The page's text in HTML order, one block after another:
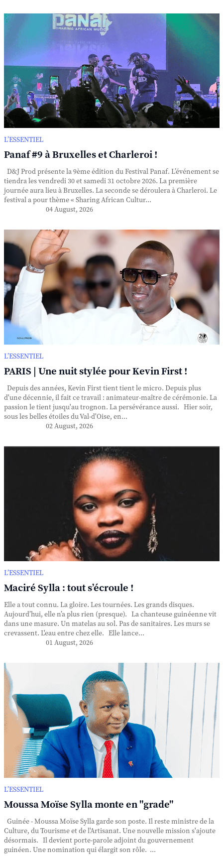
L’ESSENTIEL
Panaf #9 à Bruxelles et Charleroi !
D&J Prod présente la 9ème édition du Festival Panaf. L’événement se
tiendra les vendredi 30 et samedi 31 octobre 2026. La première
journée aura lieu à Bruxelles. La seconde se déroulera à Charleroi. Le
festival a pour thème « Sharing African Cultur...
04 August, 2026
L’ESSENTIEL
PARIS | Une nuit stylée pour Kevin First !
Depuis des années, Kevin First tient tient le micro. Depuis plus
d'une décennie, il fait ce travail : animateur-maître de cérémonie. La
passion le tient jusqu'au trognon. La persévérance aussi. Hier soir,
sous les belles étoiles du Val-d'Oise, en...
02 August, 2026
L’ESSENTIEL
Maciré Sylla : tout s’écroule !
Elle a tout connu. La gloire. Les tournées. Les grands disques.
Aujourd’hui, elle n’a plus rien (presque). La chanteuse guinéenne vit
dans une masure. Un matelas au sol. Pas de sanitaires. Les murs se
crevassent. L'eau entre chez elle. Elle lance...
01 August, 2026
L’ESSENTIEL
Moussa Moïse Sylla monte en "grade"
Guinée - Moussa Moïse Sylla garde son poste. Il reste ministre de la
Culture, du Tourisme et de l'Artisanat. Une nouvelle mission s'ajoute
désormais. Il devient porte-parole adjoint du gouvernement
guinéen. Une nomination qui élargit son rôle. ...